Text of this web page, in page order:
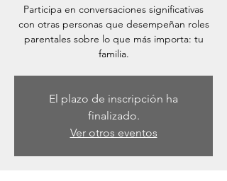
Participa en conversaciones significativas
con otras personas que desempeñan roles
parentales sobre lo que más importa: tu
familia.
El plazo de inscripción ha
finalizado.
Ver otros eventos